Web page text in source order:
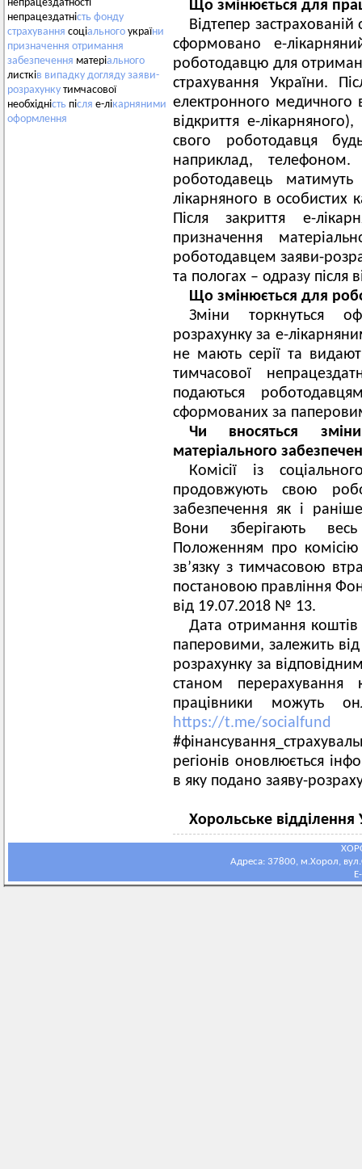
непрацездатності
непрацездатність фонду
страхування соціального україни
призначення отримання
забезпечення матеріального
листків випадку догляду заяви-
розрахунку тимчасової
необхідність після е-лікарняними
оформлення
Що змінюється для
Відтепер
сформовано е-
роботодавцю для
страхування України.
електронного медичного
відкриття е-
свого роботодавця
наприклад,
роботодавець
лікарняного в особистих
Після закриття е-
призначення
роботодавцем заяви-
та пологах – одразу після
Що змінюється для
Зміни торкнуться
розрахунку за е-
не мають серії та
тимчасової
подаються
сформованих за
Чи вносяться
матеріального
Комісії із
продовжують свою
забезпечення як і
Вони зберігають
Положенням про комісію
зв’язку з тимчасовою
постановою правління
від 19.07.2018 № 13.
Дата отримання коштів
паперовими, залежить
розрахунку за
станом перерахування
працівники можуть
https://t.me/socialfund
регіонів оновлюється
в яку подано заяву-
Хорольське відділення
Адреса: 37800, м.Хорол,